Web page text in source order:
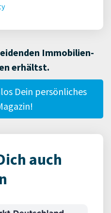
Immobilien-
erhältst.
Dein persönliches
auch